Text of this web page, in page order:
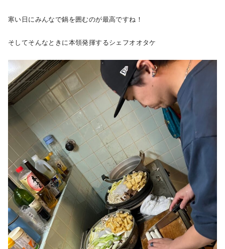
寒い日にみんなで鍋を囲むのが最高ですね！
そしてそんなときに本領発揮するシェフオオタケ